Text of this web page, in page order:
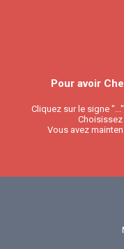
Pour avoir
Cliquez sur le signe
Vous avez